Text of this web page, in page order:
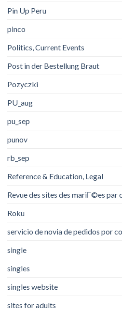
Pin Up Peru
pinco
Politics, Current Events
Post in der Bestellung Braut
Pozyczki
PU_aug
pu_sep
punov
rb_sep
Reference & Education, Legal
Revue des sites des mariГ©es par
Roku
servicio de novia de pedidos por
single
singles
singles website
sites for adults